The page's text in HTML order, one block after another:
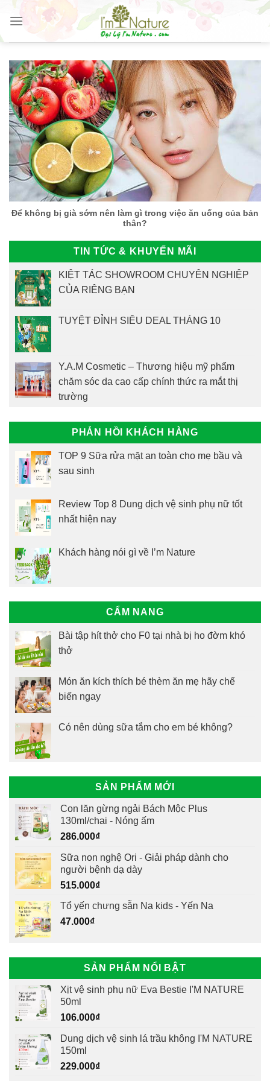
Skip
content
Để không bị già sớm nên làm gì trong việc ăn uống của bản
thân?
TIN TỨC & KHUYẾN MÃI
KIỆT TÁC SHOWROOM CHUYÊN NGHIỆP
CỦA RIÊNG BẠN
TUYỆT ĐỈNH SIÊU DEAL THÁNG 10
Y.A.M Cosmetic – Thương hiệu mỹ phẩm
chăm sóc da cao cấp chính thức ra mắt thị
trường
PHẢN HỒI KHÁCH HÀNG
TOP 9 Sữa rửa mặt an toàn cho mẹ bầu và
sau sinh
Review Top 8 Dung dịch vệ sinh phụ nữ tốt
nhất hiện nay
Khách hàng nói gì về I’m Nature
CẨM NANG
Bài tập hít thở cho F0 tại nhà bị ho đờm khó
thở
Món ăn kích thích bé thèm ăn mẹ hãy chế
biến ngay
Có nên dùng sữa tắm cho em bé không?
SẢN PHẨM MỚI
Con lăn gừng ngải Bách Mộc Plus
130ml/chai - Nóng ấm
286.000₫
Sữa non nghệ Ori - Giải pháp dành cho
người bệnh dạ dày
515.000₫
Tổ yến chưng sẵn Na kids - Yến Na
47.000₫
SẢN PHẨM NỔI BẬT
Xịt vệ sinh phụ nữ Eva Bestie I'M NATURE
50ml
106.000₫
Dung dịch vệ sinh lá trầu không I'M NATURE
150ml
229.000₫